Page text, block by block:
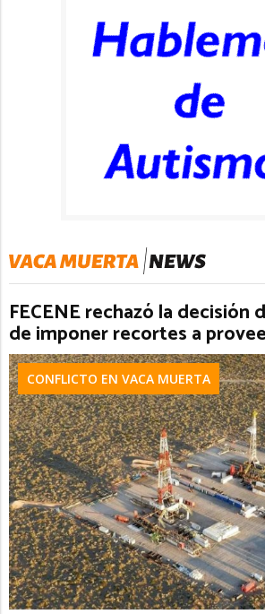
FECENE rechazó la decisión
de imponer recortes a
CONFLICTO EN VACA MUERTA